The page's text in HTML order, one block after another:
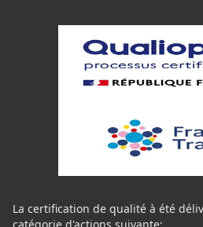
La certification de qualité à été